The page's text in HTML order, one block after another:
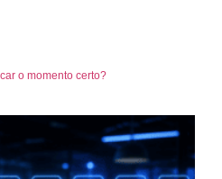
o momento certo?